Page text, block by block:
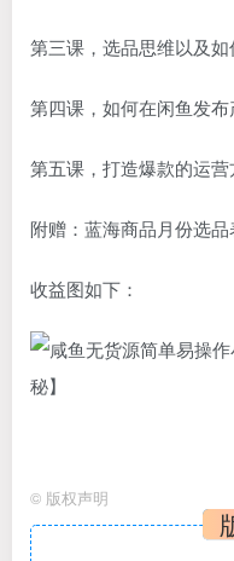
第三课，选品思维以及
第四课，如何在闲鱼发布
第五课，打造爆款的运
附赠：蓝海商品月份选品
收益图如下：
© 版权声明